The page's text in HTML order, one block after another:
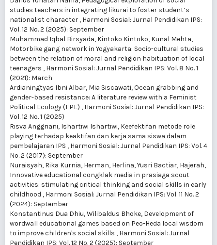
studies teachers in integrating likurai to foster student’s
nationalist character , Harmoni Sosial: Jurnal Pendidikan IPS:
Vol. 12 No. 2 (2025): September
Muhammad Iqbal Birsyada, Kintoko Kintoko, Kunal Mehta,
Motorbike gang network in Yogyakarta: Socio-cultural studies
between the relation of moral and religion habituation of local
teenagers , Harmoni Sosial: Jurnal Pendidikan IPS: Vol. 8 No. 1
(2021): March
Ardianingtyas Ibni Albar, Mia Siscawati,Ocean grabbing and
gender-based resistance: A literature review with a Feminist
Political Ecology (FPE) , Harmoni Sosial: Jurnal Pendidikan IPS:
Vol. 12 No. 1 (2025)
Risva Anggriani, Ishartiwi Ishartiwi, Keefektifan metode role
playing terhadap keaktifan dan kerja sama siswa dalam
pembelajaran IPS , Harmoni Sosial: Jurnal Pendidikan IPS: Vol. 4
No. 2 (2017): September
Nuraisyah, Rika Kurnia, Herman, Herlina, Yusri Bactiar, Hajerah,
Innovative educational congklak media in prasiaga scout
activities: stimulating critical thinking and social skills in early
childhood , Harmoni Sosial: Jurnal Pendidikan IPS: Vol. 11 No. 2
(2024): September
Konstantinus Dua Dhiu, Wilibaldus Bhoke, Development of
wordwall educational games based on Peo-Heda local wisdom
to improve children's social skills , Harmoni Sosial: Jurnal
Pendidikan IPS: Vol. 12 No. 2 (2025): September